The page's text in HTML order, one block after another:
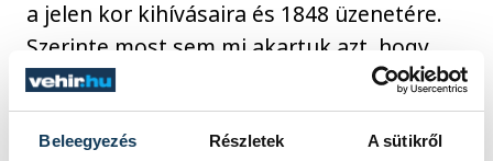
Beleegyezés Részletek A sütikről
a jelen kor kihívásaira és 1848 üzenetére.
Szerinte most sem mi akartuk azt, hogy
Európa háborogjon, hogy háborúk
dúljanak a szomszédunkban, most mégis
újra a kiszámíthatatlanság korszakát éljük